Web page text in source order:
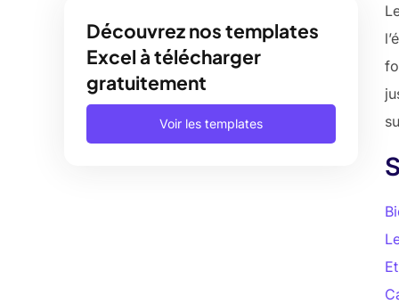
Découvrez nos templates
Excel à télécharger
gratuitement
Voir les templates